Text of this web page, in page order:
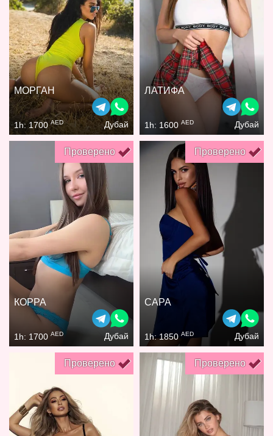
МОРГАН
1h: 1700AED Дубай
ЛАТИФА
1h: 1600 AED Дубай
Проверено
КОРРА
1h: 1700 AED Дубай
Проверено
САРА
1h: 1850 AED Дубай
Проверено Проверено